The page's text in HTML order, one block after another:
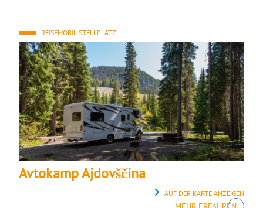
REISEMOBIL-STELLPLATZ
Avtokamp Ajdovščina
AUF DER KARTE ANZEIGEN